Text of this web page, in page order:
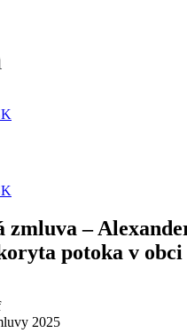
zmluva –
potoka v
2025